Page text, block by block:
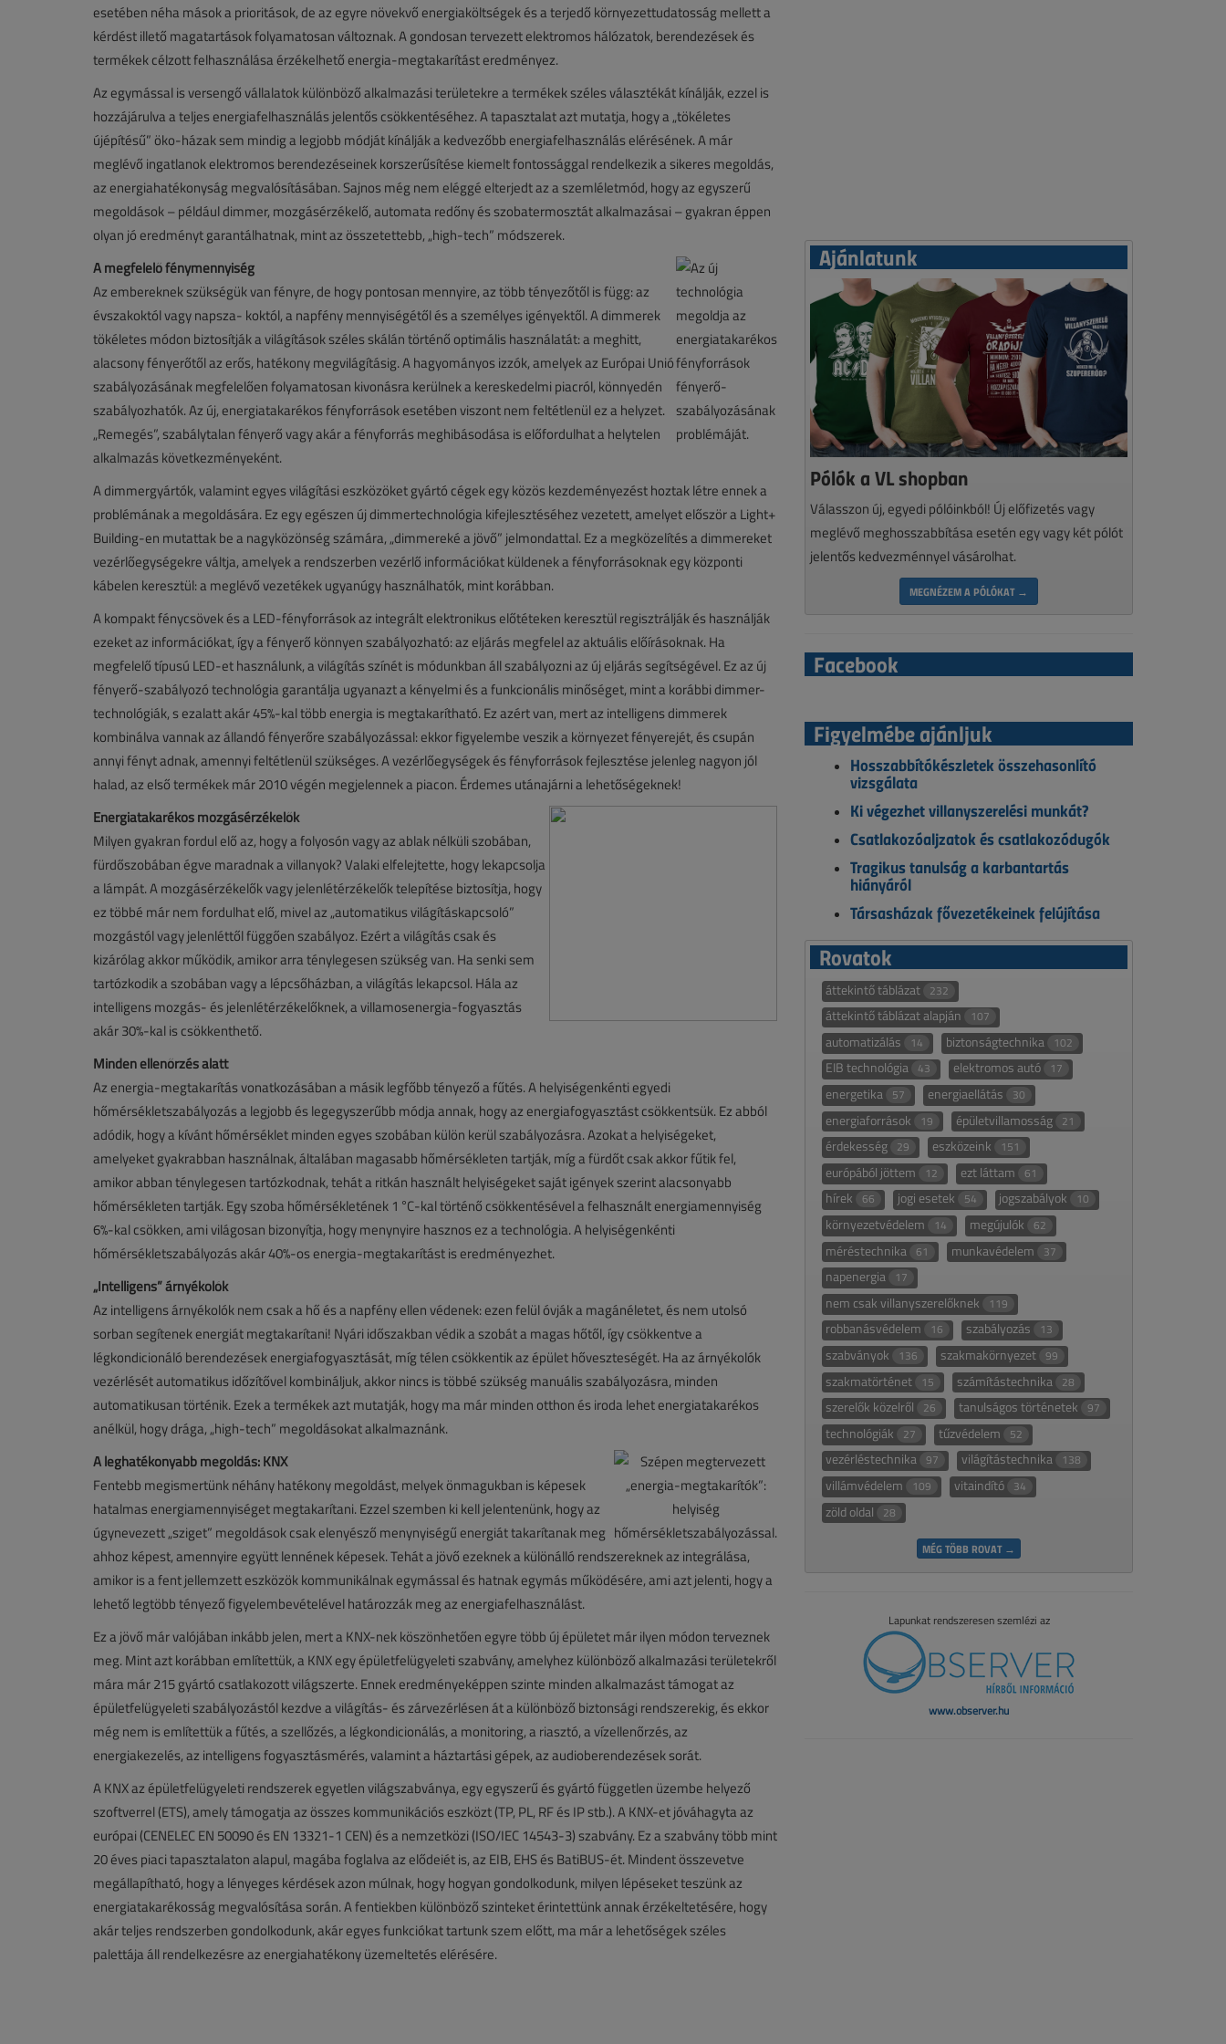
esetében néha mások a prioritások, de az egyre növekvő energiaköltségek és a terjedő környezettudatosság mellett a
kérdést illető magatartások folyamatosan változnak. A gondosan tervezett elektromos hálózatok, berendezések és
termékek célzott felhasználása érzékelhető energia-megtakarítást eredményez.
Az egymással is versengő vállalatok különböző alkalmazási területekre a termékek széles választékát kínálják, ezzel is
hozzájárulva a teljes energiafelhasználás jelentős csökkentéséhez. A tapasztalat azt mutatja, hogy a „tökéletes
újépítésű” öko-házak sem mindig a legjobb módját kínálják a kedvezőbb energiafelhasználás elérésének. A már
meglévő ingatlanok elektromos berendezéseinek korszerűsítése kiemelt fontossággal rendelkezik a sikeres megoldás,
az energiahatékonyság megvalósításában. Sajnos még nem eléggé elterjedt az a szemléletmód, hogy az egyszerű
megoldások – például dimmer, mozgásérzékelő, automata redőny és szobatermosztát alkalmazásai – gyakran éppen
olyan jó eredményt garantálhatnak, mint az összetettebb, „high-tech” módszerek.
A megfelelő fénymennyiség
Az embereknek szükségük van fényre, de hogy pontosan mennyire, az több tényezőtől is függ: az
évszakoktól vagy napsza- koktól, a napfény mennyiségétől és a személyes igényektől. A dimmerek
tökéletes módon biztosítják a világítások széles skálán történő optimális használatát: a meghitt,
alacsony fényerőtől az erős, hatékony megvilágításig. A hagyományos izzók, amelyek az Európai Unió
szabályozásának megfelelően folyamatosan kivonásra kerülnek a kereskedelmi piacról, könnyedén
szabályozhatók. Az új, energiatakarékos fényforrások esetében viszont nem feltétlenül ez a helyzet.
„Remegés”, szabálytalan fényerő vagy akár a fényforrás meghibásodása is előfordulhat a helytelen
alkalmazás következményeként.
A dimmergyártók, valamint egyes világítási eszközöket gyártó cégek egy közös kezdeményezést hoztak létre ennek a
problémának a megoldására. Ez egy egészen új dimmertechnológia kifejlesztéséhez vezetett, amelyet először a Light+
Building-en mutattak be a nagyközönség számára, „dimmereké a jövő” jelmondattal. Ez a megközelítés a dimmereket
vezérlőegységekre váltja, amelyek a rendszerben vezérlő információkat küldenek a fényforrásoknak egy központi
kábelen keresztül: a meglévő vezetékek ugyanúgy használhatók, mint korábban.
A kompakt fénycsövek és a LED-fényforrások az integrált elektronikus előtéteken keresztül regisztrálják és használják
ezeket az információkat, így a fényerő könnyen szabályozható: az eljárás megfelel az aktuális előírásoknak. Ha
megfelelő típusú LED-et használunk, a világítás színét is módunkban áll szabályozni az új eljárás segítségével. Ez az új
fényerő-szabályozó technológia garantálja ugyanazt a kényelmi és a funkcionális minőséget, mint a korábbi dimmer-
technológiák, s ezalatt akár 45%-kal több energia is megtakarítható. Ez azért van, mert az intelligens dimmerek
kombinálva vannak az állandó fényerőre szabályozással: ekkor figyelembe veszik a környezet fényerejét, és csupán
annyi fényt adnak, amennyi feltétlenül szükséges. A vezérlőegységek és fényforrások fejlesztése jelenleg nagyon jól
halad, az első termékek már 2010 végén megjelennek a piacon. Érdemes utánajárni a lehetőségeknek!
Energiatakarékos mozgásérzékelők
Milyen gyakran fordul elő az, hogy a folyosón vagy az ablak nélküli szobában,
fürdőszobában égve maradnak a villanyok? Valaki elfelejtette, hogy lekapcsolja
a lámpát. A mozgásérzékelők vagy jelenlétérzékelők telepítése biztosítja, hogy
ez többé már nem fordulhat elő, mivel az „automatikus világításkapcsoló”
mozgástól vagy jelenléttől függően szabályoz. Ezért a világítás csak és
kizárólag akkor működik, amikor arra ténylegesen szükség van. Ha senki sem
tartózkodik a szobában vagy a lépcsőházban, a világítás lekapcsol. Hála az
intelligens mozgás- és jelenlétérzékelőknek, a villamosenergia-fogyasztás
akár 30%-kal is csökkenthető.
Minden ellenőrzés alatt
Az energia-megtakarítás vonatkozásában a másik legfőbb tényező a fűtés. A helyiségenkénti egyedi
hőmérsékletszabályozás a legjobb és legegyszerűbb módja annak, hogy az energiafogyasztást csökkentsük. Ez abból
adódik, hogy a kívánt hőmérséklet minden egyes szobában külön kerül szabályozásra. Azokat a helyiségeket,
amelyeket gyakrabban használnak, általában magasabb hőmérsékleten tartják, míg a fürdőt csak akkor fűtik fel,
amikor abban ténylegesen tartózkodnak, tehát a ritkán használt helyiségeket saját igények szerint alacsonyabb
hőmérsékleten tartják. Egy szoba hőmérsékletének 1 °C-kal történő csökkentésével a felhasznált energiamennyiség
6%-kal csökken, ami világosan bizonyítja, hogy menynyire hasznos ez a technológia. A helyiségenkénti
hőmérsékletszabályozás akár 40%-os energia-megtakarítást is eredményezhet.
„Intelligens” árnyékolók
Az intelligens árnyékolók nem csak a hő és a napfény ellen védenek: ezen felül óvják a magánéletet, és nem utolsó
sorban segítenek energiát megtakarítani! Nyári időszakban védik a szobát a magas hőtől, így csökkentve a
légkondicionáló berendezések energiafogyasztását, míg télen csökkentik az épület hőveszteségét. Ha az árnyékolók
vezérlését automatikus időzítővel kombináljuk, akkor nincs is többé szükség manuális szabályozásra, minden
automatikusan történik. Ezek a termékek azt mutatják, hogy ma már minden otthon és iroda lehet energiatakarékos
anélkül, hogy drága, „high-tech” megoldásokat alkalmaznánk.
A leghatékonyabb megoldás: KNX
Fentebb megismertünk néhány hatékony megoldást, melyek önmagukban is képesek
hatalmas energiamennyiséget megtakarítani. Ezzel szemben ki kell jelentenünk, hogy az
úgynevezett „sziget” megoldások csak elenyésző menynyiségű energiát takarítanak meg
ahhoz képest, amennyire együtt lennének képesek. Tehát a jövő ezeknek a különálló rendszereknek az integrálása,
amikor is a fent jellemzett eszközök kommunikálnak egymással és hatnak egymás működésére, ami azt jelenti, hogy a
lehető legtöbb tényező figyelembevételével határozzák meg az energiafelhasználást.
Ez a jövő már valójában inkább jelen, mert a KNX-nek köszönhetően egyre több új épületet már ilyen módon terveznek
meg. Mint azt korábban említettük, a KNX egy épületfelügyeleti szabvány, amelyhez különböző alkalmazási területekről
mára már 215 gyártó csatlakozott világszerte. Ennek eredményeképpen szinte minden alkalmazást támogat az
épületfelügyeleti szabályozástól kezdve a világítás- és zárvezérlésen át a különböző biztonsági rendszerekig, és ekkor
még nem is említettük a fűtés, a szellőzés, a légkondicionálás, a monitoring, a riasztó, a vízellenőrzés, az
energiakezelés, az intelligens fogyasztásmérés, valamint a háztartási gépek, az audioberendezések sorát.
A KNX az épületfelügyeleti rendszerek egyetlen világszabványa, egy egyszerű és gyártó független üzembe helyező
szoftverrel (ETS), amely támogatja az összes kommunikációs eszközt (TP, PL, RF és IP stb.). A KNX-et jóváhagyta az
európai (CENELEC EN 50090 és EN 13321-1 CEN) és a nemzetközi (ISO/IEC 14543-3) szabvány. Ez a szabvány több mint
20 éves piaci tapasztalaton alapul, magába foglalva az elődeiét is, az EIB, EHS és BatiBUS-ét. Mindent összevetve
megállapítható, hogy a lényeges kérdések azon múlnak, hogy hogyan gondolkodunk, milyen lépéseket teszünk az
energiatakarékosság megvalósítása során. A fentiekben különböző szinteket érintettünk annak érzékeltetésére, hogy
akár teljes rendszerben gondolkodunk, akár egyes funkciókat tartunk szem előtt, ma már a lehetőségek széles
palettája áll rendelkezésre az energiahatékony üzemeltetés elérésére.
Ajánlatunk
Pólók a VL shopban
Válasszon új, egyedi pólóinkból! Új előfizetés vagy
meglévő meghosszabbítása esetén egy vagy két pólót
jelentős kedvezménnyel vásárolhat.
MEGNÉZEM A PÓLÓKAT →
Facebook
Figyelmébe ajánljuk
Hosszabbítókészletek összehasonlító
vizsgálata
Ki végezhet villanyszerelési munkát?
Csatlakozóaljzatok és csatlakozódugók
Tragikus tanulság a karbantartás
hiányáról
Társasházak fővezetékeinek felújítása
Rovatok
áttekintő táblázat 232
áttekintő táblázat alapján 107
automatizálás 14 biztonságtechnika 102
EIB technológia 43 elektromos autó 17
energetika 57 energiaellátás 30
energiaforrások 19 épületvillamosság 21
érdekesség 29 eszközeink 151
európából jöttem 12 ezt láttam 61
hírek 66 jogi esetek 54 jogszabályok 10
környezetvédelem 14 megújulók 62
méréstechnika 61 munkavédelem 37
napenergia 17
nem csak villanyszerelőknek 119
robbanásvédelem 16 szabályozás 13
szabványok 136 szakmakörnyezet 99
szakmatörténet 15 számítástechnika 28
szerelők közelről 26 tanulságos történetek 97
technológiák 27 tűzvédelem 52
vezérléstechnika 97 világítástechnika 138
villámvédelem 109 vitaindító 34
zöld oldal 28
MÉG TÖBB ROVAT →
Lapunkat rendszeresen szemlézi az
www.observer.hu